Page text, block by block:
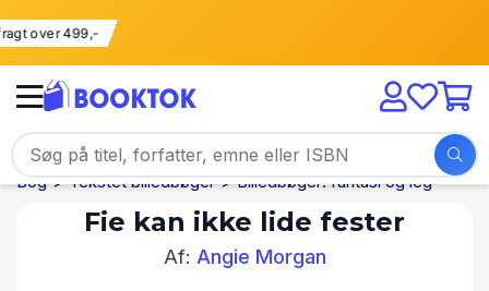
fragt over 499,-
Bog Tekstet billedbøger Billedbøger: fantasi og leg
Fie kan ikke lide fester
Af: Angie Morgan